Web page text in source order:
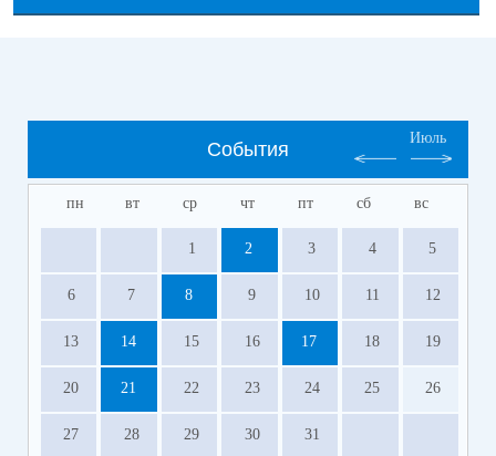
События
Июль
пн вт ср чт пт сб вс
1 2 3 4 5
6 7 8 9 10 11 12
13 14 15 16 17 18 19
20 21 22 23 24 25 26
27 28 29 30 31